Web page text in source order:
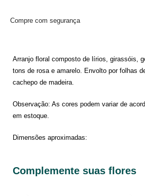
Compre com segurança
Arranjo floral composto de lírios, girassóis,
tons de rosa e amarelo. Envolto por folhas
cachepo de madeira.
Observação: As cores podem variar de
em estoque.
Dimensões aproximadas:
Complemente suas flores